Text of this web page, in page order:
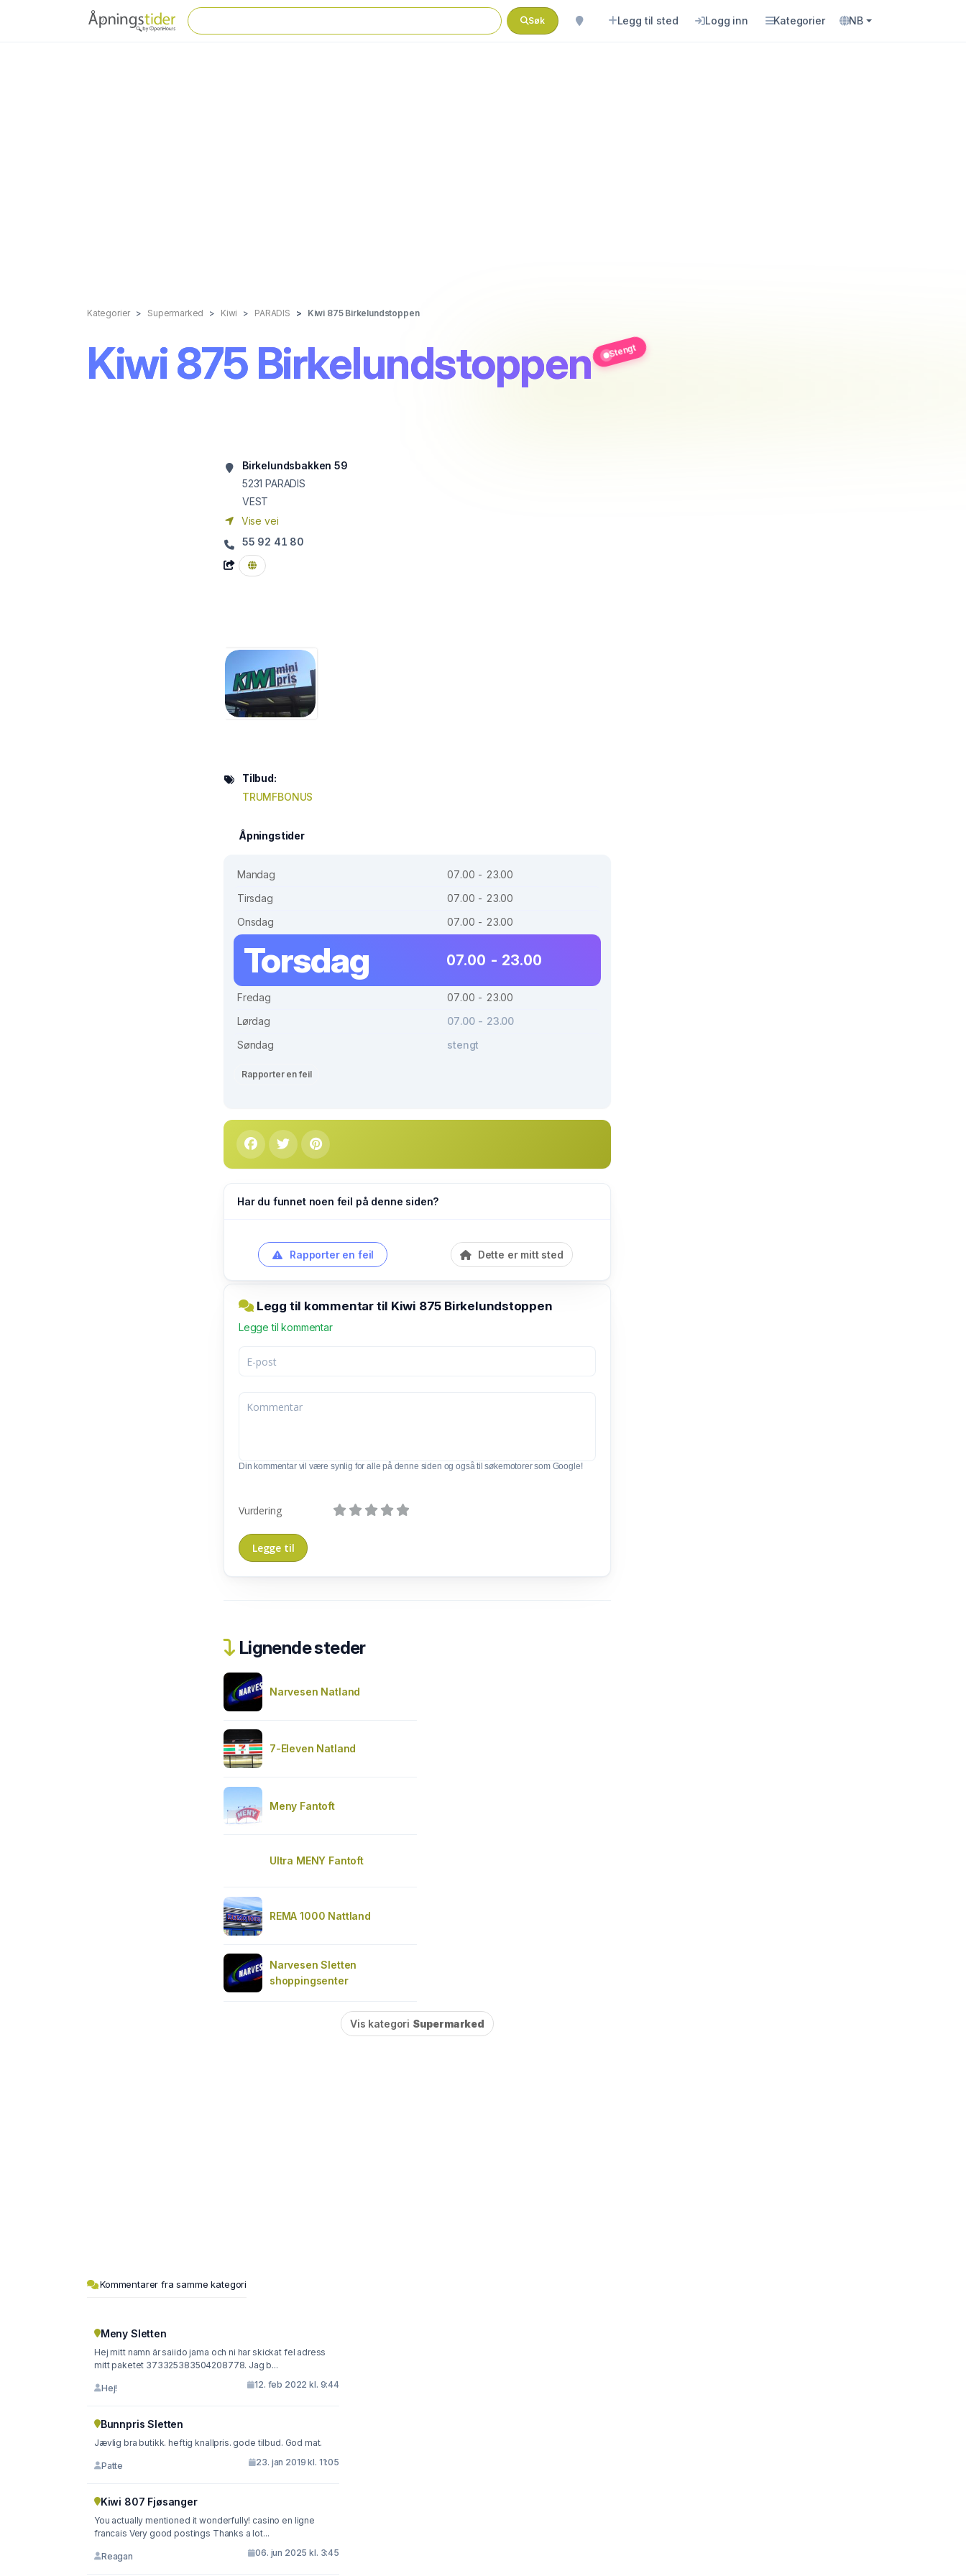
Søk Legg til sted Logg inn Kategorier NB
Kategorier Supermarked Kiwi PARADIS Kiwi 875 Birkelundstoppen
Kiwi 875 Birkelundstoppen Stengt
Birkelundsbakken 59
5231 PARADIS
VEST
Vise vei
55 92 41 80
Tilbud:
TRUMFBONUS
Åpningstider
Mandag
07.00 - 23.00
Tirsdag
07.00 - 23.00
Onsdag
07.00 - 23.00
Torsdag 07.00 - 23.00
Fredag
07.00 - 23.00
Lørdag
07.00 - 23.00
Søndag
stengt
Rapporter en feil
Har du funnet noen feil på denne siden?
Rapporter en feil Dette er mitt sted
Legg til kommentar til Kiwi 875 Birkelundstoppen
Legge til kommentar
Din kommentar vil være synlig for alle på denne siden og også til søkemotorer som Google!
Vurdering
Lignende steder
Narvesen Natland
7-Eleven Natland
Meny Fantoft
Ultra MENY Fantoft
REMA 1000 Nattland
Narvesen Sletten
shoppingsenter
Vis kategori Supermarked
Kommentarer fra samme kategori
Meny Sletten
Hej mitt namn är saiido jama och ni har skickat fel adress
mitt paketet 373325383504208778. Jag b...
Hej! 12. feb 2022 kl. 9:44
Bunnpris Sletten
Jævlig bra butikk. heftig knallpris. gode tilbud. God mat.
Patte 23. jan 2019 kl. 11:05
Kiwi 807 Fjøsanger
You actually mentioned it wonderfully! casino en ligne
francais Very good postings Thanks a lot...
Reagan 06. jun 2025 kl. 3:45